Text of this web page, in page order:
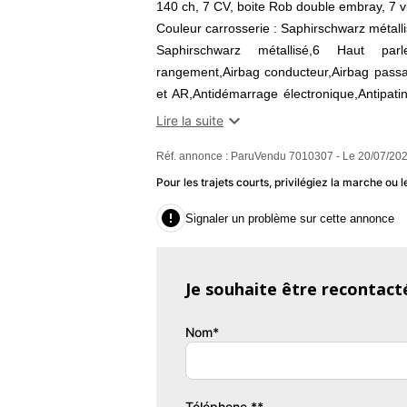
140 ch, 7 CV, boite Rob double embray, 7
Couleur carrosserie : Saphirschwarz
Saphirschwarz métallisé,6 Haut
rangement,Airbag conducteur,Airbag
et AR,Antidémarrage
moteur,Banquette 40/20/40,Banquette AR
assisté électriquement,Commande du
volant,Compte tours,Contrôle de
clé,EBD,Eclairage au sol,Eclairage
couleur,ESP,Feux arrière à LED,Feux
Garantie : WTW Tous Risques Mobilité 12
Saphirschwarz métallisé
Lire la suite 
Réf. annonce : ParuVendu 7010307 - Le 20/07/
Pour les trajets courts, privilégiez la marche ou
 Signaler un problème sur cette annonce
Je souhaite être
Nom*